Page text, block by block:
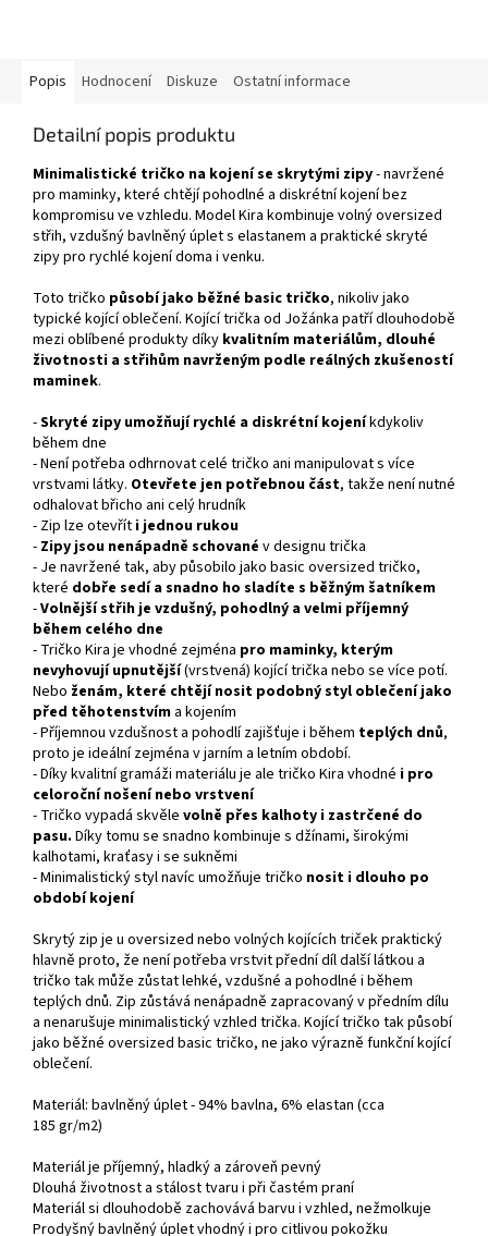
Popis Hodnocení Diskuze Ostatní informace
Detailní popis produktu
Minimalistické tričko na kojení se skrytými zipy- navržené
pro maminky, které chtějí pohodlné a diskrétní kojení bez
kompromisu ve vzhledu. Model Kira kombinuje volný oversized
střih, vzdušný bavlněný úplet s elastanem a praktické skryté
zipy pro rychlé kojení doma i venku.
Toto tričko působí jako běžné basic tričko, nikoliv jako
typické kojící oblečení. Kojící trička od Jožánka patří dlouhodobě
mezi oblíbené produkty díky kvalitním materiálům, dlouhé
životnosti a střihům navrženým podle reálných zkušeností
maminek.
-Skryté zipy umožňují rychlé a diskrétní kojeníkdykoliv
během dne
- Není potřeba odhrnovat celé tričko ani manipulovat s více
vrstvami látky. Otevřete jen potřebnou část, takže není nutné
odhalovat břicho ani celý hrudník
- Zip lze otevřít ijednou rukou
- Zipy jsou nenápadně schované v designu trička
- Je navržené tak, aby působilo jako basic oversized tričko,
které dobře sedí a snadno ho sladíte s běžným šatníkem
-Volnější střih je vzdušný, pohodlný a velmi příjemný
během celého dne
- Tričko Kira je vhodné zejména pro maminky, kterým
nevyhovují upnutější(vrstvená) kojící trička nebo se více potí.
Nebo ženám, které chtějí nosit podobný styl oblečení jako
před těhotenstvím a kojením
- Příjemnou vzdušnost a pohodlí zajišťuje i během teplých dnů,
proto je ideální zejména v jarním a letním období.
- Díky kvalitní gramáži materiálu je ale tričko Kira vhodné i pro
celoroční nošení nebo vrstvení
- Tričko vypadá skvěle volně přes kalhoty i zastrčené do
pasu. Díky tomu se snadno kombinuje s džínami, širokými
kalhotami, kraťasy i se sukněmi
- Minimalistický styl navíc umožňuje tričko nosit i dlouho po
období kojení
Skrytý zip je u oversized nebo volných kojících triček praktický
hlavně proto, že není potřeba vrstvit přední díl další látkou a
tričko tak může zůstat lehké, vzdušné a pohodlné i během
teplých dnů. Zip zůstává nenápadně zapracovaný v předním dílu
a nenarušuje minimalistický vzhled trička. Kojící tričko tak působí
jako běžné oversized basic tričko, ne jako výrazně funkční kojící
oblečení.
Materiál: bavlněný úplet - 94% bavlna, 6% elastan (cca
185 gr/m2)
Materiál je příjemný, hladký a zároveň pevný
Dlouhá životnost a stálost tvaru i při častém praní
Materiál si dlouhodobě zachovává barvu i vzhled, nežmolkuje
Prodyšný bavlněný úplet vhodný i pro citlivou pokožku